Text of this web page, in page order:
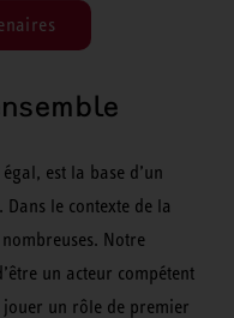
est la base d’un
le contexte de la
Notre
un acteur compétent
jouer un rôle de premier